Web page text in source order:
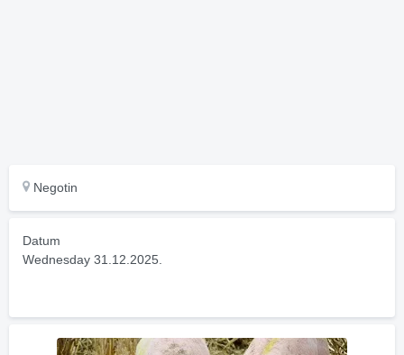
Negotin
Datum
Wednesday 31.12.2025.